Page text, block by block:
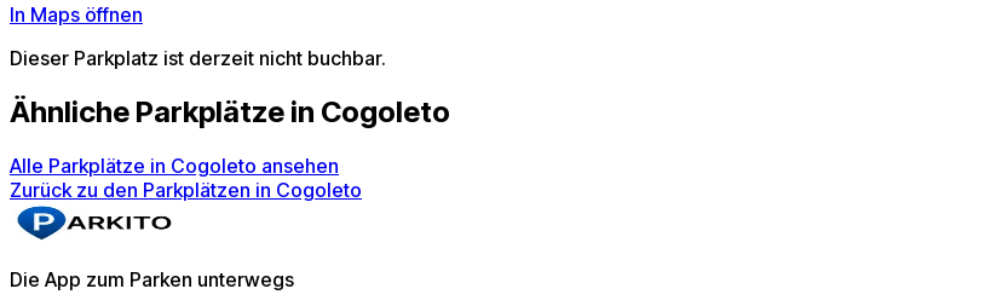
In Maps öffnen
Dieser Parkplatz ist derzeit nicht buchbar.
Ähnliche Parkplätze in Cogoleto
Alle Parkplätze in Cogoleto ansehen
Zurück zu den Parkplätzen in Cogoleto
Die App zum Parken unterwegs